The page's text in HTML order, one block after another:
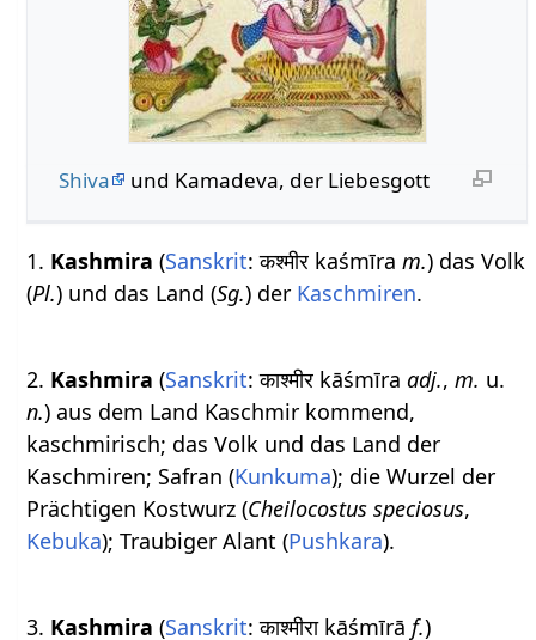
Shiva und Kamadeva, der Liebesgott
1. Kashmira (Sanskrit: कश्मीर kaśmīram.) das Volk
(Pl.) und das Land (Sg.) der Kaschmiren.
2. Kashmira (Sanskrit: काश्मीर kāśmīraadj.,m. u.
n.) aus dem Land Kaschmir kommend,
kaschmirisch; das Volk und das Land der
Kaschmiren; Safran (Kunkuma); die Wurzel der
Prächtigen Kostwurz (Cheilocostus speciosus,
Kebuka); Traubiger Alant (Pushkara).
3. Kashmira (Sanskrit: काश्मीरा kāśmīrāf.)